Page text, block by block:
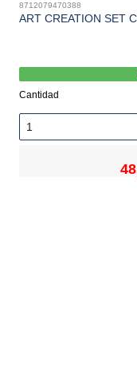
8712079470388
ART CREATION SET
Cantidad